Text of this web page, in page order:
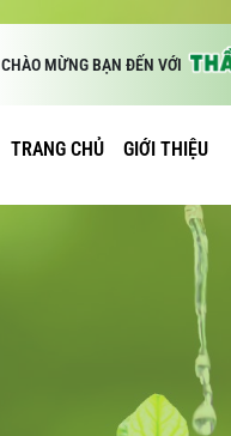
CHÀO MỪNG BẠN ĐẾN VỚI
TRANG CHỦ GIỚI THIỆU